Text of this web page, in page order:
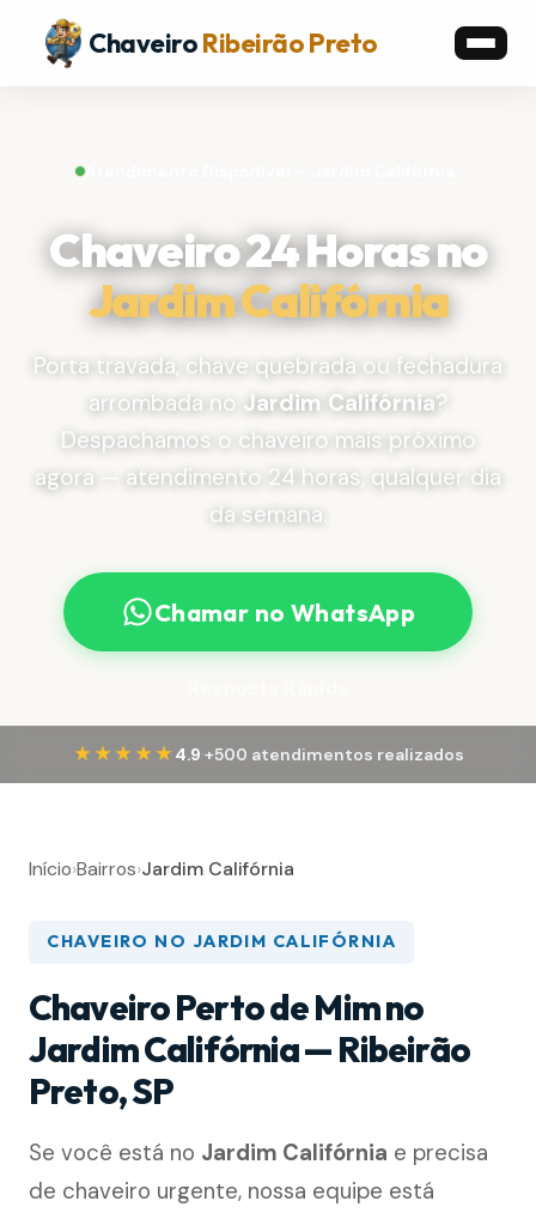
ChaveiroRibeirão Preto
Atendimento Disponível — Jardim Califórnia
Chaveiro 24 Horas no
Jardim Califórnia
Porta travada, chave quebrada ou fechadura
arrombada no Jardim Califórnia?
Despachamos o chaveiro mais próximo
agora — atendimento 24 horas, qualquer dia
da semana.
Chamar no WhatsApp
★★★★★ 4.9·+500 atendimentos realizados
Início›Bairros›Jardim Califórnia
CHAVEIRO NO JARDIM CALIFÓRNIA
Chaveiro Perto de Mim no
Jardim Califórnia — Ribeirão
Preto, SP
Se você está no Jardim Califórnia e precisa
de chaveiro urgente, nossa equipe está